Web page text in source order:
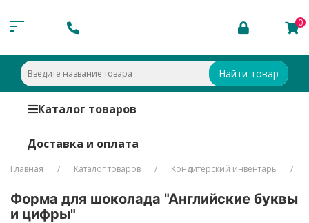
0
Найти товар
Каталог товаров
Доставка и оплата
Главная Каталог товаров Кондитерский инвентарь
Форма для шоколада "Английские буквы
и цифры"